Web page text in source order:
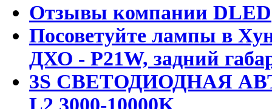
Отзывы компании DLED
Посоветуйте лампы в
ДХО - P21W, задний
3S СВЕТОДИОДНАЯ
L2 3000-10000K